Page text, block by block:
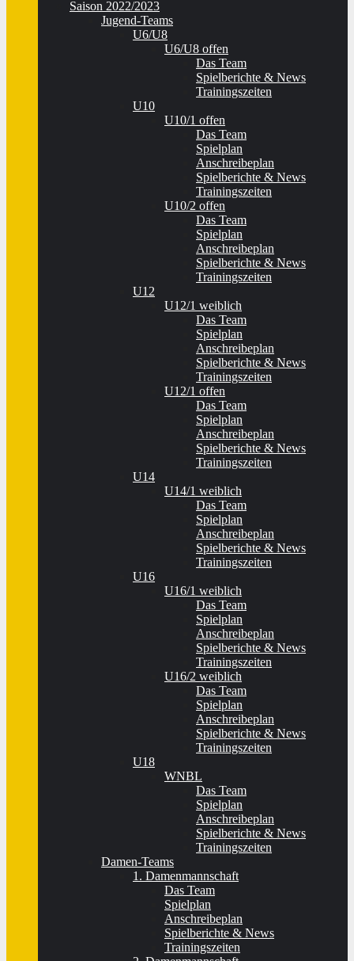
Saison 2022/2023
Jugend-Teams
U6/U8
U6/U8 offen
Das Team
Spielberichte & News
Trainingszeiten
U10
U10/1 offen
Das Team
Spielplan
Anschreibeplan
Spielberichte & News
Trainingszeiten
U10/2 offen
Das Team
Spielplan
Anschreibeplan
Spielberichte & News
Trainingszeiten
U12
U12/1 weiblich
Das Team
Spielplan
Anschreibeplan
Spielberichte & News
Trainingszeiten
U12/1 offen
Das Team
Spielplan
Anschreibeplan
Spielberichte & News
Trainingszeiten
U14
U14/1 weiblich
Das Team
Spielplan
Anschreibeplan
Spielberichte & News
Trainingszeiten
U16
U16/1 weiblich
Das Team
Spielplan
Anschreibeplan
Spielberichte & News
Trainingszeiten
U16/2 weiblich
Das Team
Spielplan
Anschreibeplan
Spielberichte & News
Trainingszeiten
U18
WNBL
Das Team
Spielplan
Anschreibeplan
Spielberichte & News
Trainingszeiten
Damen-Teams
1. Damenmannschaft
Das Team
Spielplan
Anschreibeplan
Spielberichte & News
Trainingszeiten